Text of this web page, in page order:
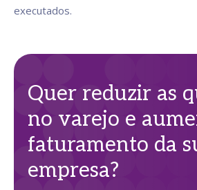
executados.
Quer reduzir as
no varejo e
faturamento da
empresa?